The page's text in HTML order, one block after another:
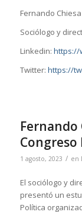
Fernando Chiesa
Sociólogo y
Linkedin: https://
Twitter: https://
Fernando
Congreso
1 agosto, 2023 / en
El sociólogo y
presentó un
Política